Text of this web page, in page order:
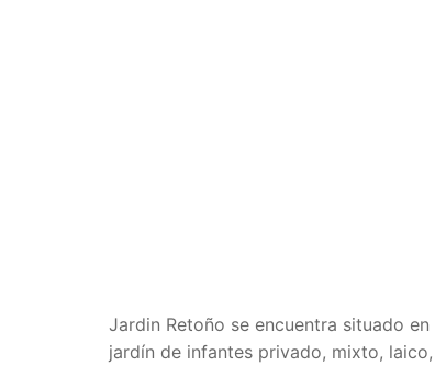
Jardin Retoño se encuentra situado en
jardín de infantes privado, mixto,